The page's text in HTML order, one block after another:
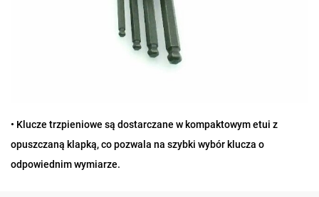
• Klucze trzpieniowe są dostarczane w kompaktowym etui z
opuszczaną klapką, co pozwala na szybki wybór klucza o
odpowiednim wymiarze.